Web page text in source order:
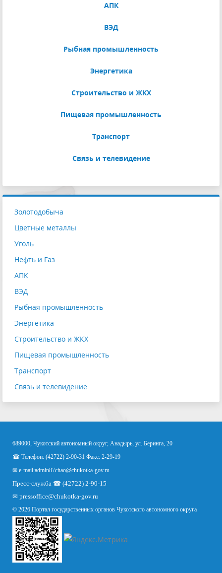
АПК
ВЭД
Рыбная промышленность
Энергетика
Строительство и ЖКХ
Пищевая промышленность
Транспорт
Связь и телевидение
Золотодобыча
Цветные металлы
Уголь
Нефть и Газ
АПК
ВЭД
Рыбная промышленность
Энергетика
Строительство и ЖКХ
Пищевая промышленность
Транспорт
Связь и телевидение
689000, Чукотский автономный округ, Анадырь, ул. Беринга, 20
☎ Телефон: (42722) 2-90-31 Факс: 2-29-19
✉ e-mail:admin87chao@chukotka-gov.ru
Пресс-служба ☎ (42722) 2-90-15
✉ pressoffice@chukotka-gov.ru
© 2026 Портал государственных органов Чукотского автономного округа